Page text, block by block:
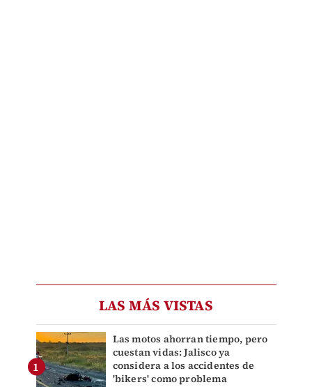
LAS MÁS VISTAS
Las motos ahorran tiempo, pero
cuestan vidas: Jalisco ya
considera a los accidentes de
'bikers' como problema